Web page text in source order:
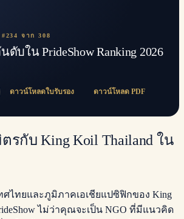
จาก 308
บใน PrideShow Ranking 2026
ดาวน์โหลดใบรับรอง ดาวน์โหลด PDF
รกับ King Koil Thailand ใน
ศไทยและภูมิภาคเอเชียแปซิฟิกของ King
ไม่ว่าคุณจะเป็น NGO ที่มีแนวคิด